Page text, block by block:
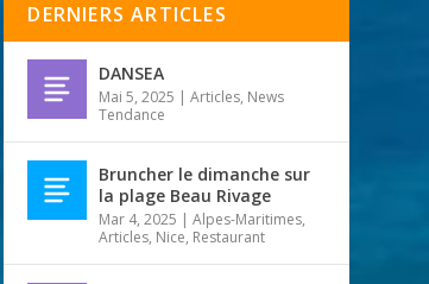
DERNIERS ARTICLES
DANSEA
Mai 5, 2025 |Articles, News
Tendance
Bruncher le dimanche sur
la plage Beau Rivage
Mar 4, 2025 |Alpes-Maritimes,
Articles, Nice, Restaurant